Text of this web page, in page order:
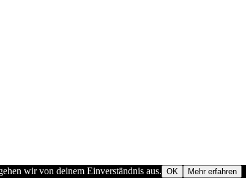
wir von deinem Einverständnis aus. OK Mehr erfahren